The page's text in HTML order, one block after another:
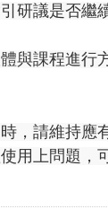
研議是否繼
與課程進行
，請維持應
用上問題，